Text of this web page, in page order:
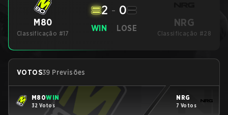
M80
Classificação #17
WIN
2 - 0
LOSE NRG
Classificação #28
VOTOS39 Previsões
M80WIN
32 Votos
NRG
7 Votos